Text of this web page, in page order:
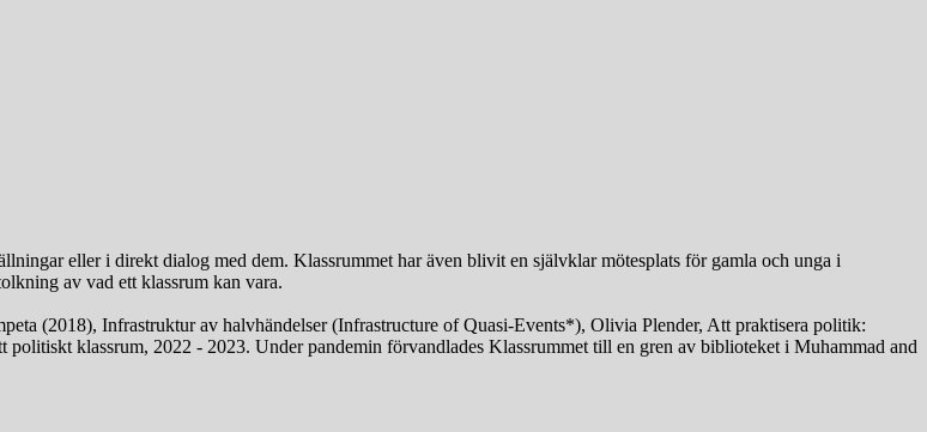
eller i direkt dialog med dem. Klassrummet har även blivit en självklar mötesplats för gamla och unga i
av vad ett klassrum kan vara.
(2018), Infrastruktur av halvhändelser (Infrastructure of Quasi-Events*), Olivia Plender, Att praktisera politik:
klassrum, 2022 - 2023. Under pandemin förvandlades Klassrummet till en gren av biblioteket i Muhammad and